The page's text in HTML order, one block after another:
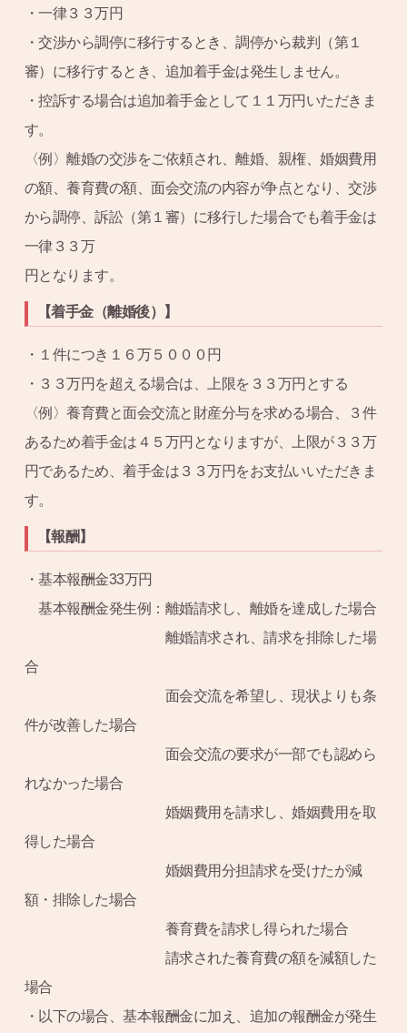
・一律３３万円
・交渉から調停に移行するとき、調停から裁判（第１
審）に移行するとき、追加着手金は発生しません。
・控訴する場合は追加着手金として１１万円いただきま
す。
〈例〉離婚の交渉をご依頼され、離婚、親権、婚姻費用
の額、養育費の額、面会交流の内容が争点となり、交渉
から調停、訴訟（第１審）に移行した場合でも着手金は
一律３３万
円となります。
【着手金（離婚後）】
・１件につき１６万５０００円
・３３万円を超える場合は、上限を３３万円とする
〈例〉養育費と面会交流と財産分与を求める場合、３件
あるため着手金は４５万円となりますが、上限が３３万
円であるため、着手金は３３万円をお支払いいただきま
す。
【報酬】
・基本報酬金33万円
基本報酬金発生例：離婚請求し、離婚を達成した場合
離婚請求され、請求を排除した場
合
面会交流を希望し、現状よりも条
件が改善した場合
面会交流の要求が一部でも認めら
れなかった場合
婚姻費用を請求し、婚姻費用を取
得した場合
婚姻費用分担請求を受けたが減
額・排除した場合
養育費を請求し得られた場合
請求された養育費の額を減額した
場合
・以下の場合、基本報酬金に加え、追加の報酬金が発生